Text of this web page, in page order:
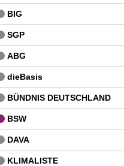
BIG
SGP
ABG
dieBasis
BÜNDNIS DEUTSCHLAND
BSW
DAVA
KLIMALISTE